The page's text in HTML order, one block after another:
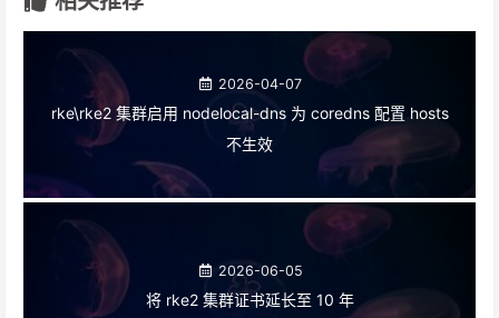
2026-04-07
rke\rke2 集群启用 nodelocal-dns 为 coredns 配置 hosts
不生效
2026-06-05
将 rke2 集群证书延长至 10 年